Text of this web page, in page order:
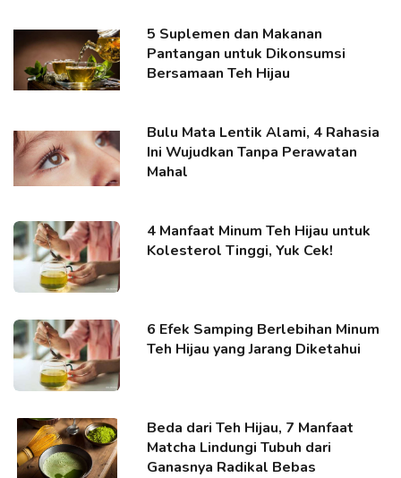
5 Suplemen dan Makanan
Pantangan untuk Dikonsumsi
Bersamaan Teh Hijau
Bulu Mata Lentik Alami, 4 Rahasia
Ini Wujudkan Tanpa Perawatan
Mahal
4 Manfaat Minum Teh Hijau untuk
Kolesterol Tinggi, Yuk Cek!
6 Efek Samping Berlebihan Minum
Teh Hijau yang Jarang Diketahui
Beda dari Teh Hijau, 7 Manfaat
Matcha Lindungi Tubuh dari
Ganasnya Radikal Bebas